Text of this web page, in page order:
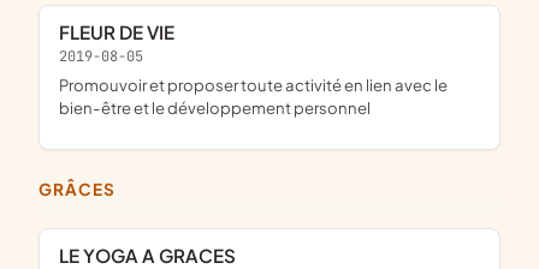
FLEUR DE VIE
2019-08-05
promouvoir et proposer toute activité en lien avec le
bien-être et le développement personnel
GRÂCES
LE YOGA A GRACES